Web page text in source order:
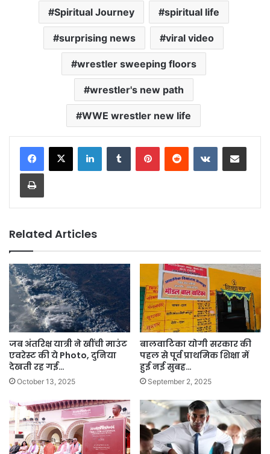
Spiritual Journey spiritual life
surprising news viral video
wrestler sweeping floors
wrestler's new path
WWE wrestler new life
LinkedInTumblr PinterestReddit VKontakteShare via Email
Print
Related Articles
जब अंतरिक्ष यात्री ने खींची माउंट
एवरेस्ट की ये Photo, दुनिया
देखती रह गई…
October 13, 2025
बालवाटिका योगी सरकार की
पहल से पूर्व प्राथमिक शिक्षा में
हुई नई सुबह…
September 2, 2025